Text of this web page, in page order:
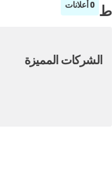
0 أعلانات
الشركات المميزة